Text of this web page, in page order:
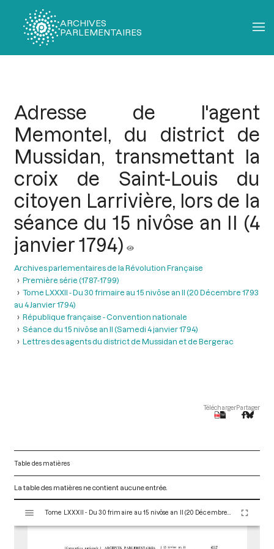
ARCHIVES
PARLEMENTAIRES
Adresse de l'agent
Memontel, du district de
Mussidan, transmettant la
croix de Saint-Louis du
citoyen Larrivière, lors de la
séance du 15 nivôse an II (4
janvier 1794)
Archives parlementaires de la Révolution Française
Première série (1787-1799)
Tome LXXXII - Du 30 frimaire au 15 nivôse an II (20 Décembre 1793
au 4 Janvier 1794)
République française - Convention nationale
Séance du 15 nivôse an II (Samedi 4 janvier 1794)
Lettres des agents du district de Mussidan et de Bergerac
TéléchargerPartager
Table des matières
La table des matières ne contient aucune entrée.
s